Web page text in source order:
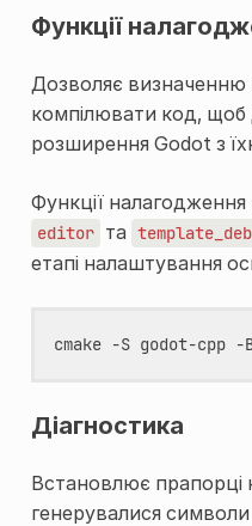
Функції
Дозволяє визначенню
компілювати код,
розширення Godot з
Функції
editor та
етапі налаштування
cmake -S godot-cpp -
Діагностика
Встановлює прапорці
генерувалися